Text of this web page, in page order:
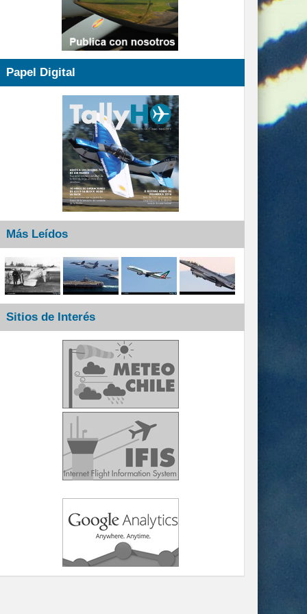
Papel Digital
Más Leídos
Sitios de Interés